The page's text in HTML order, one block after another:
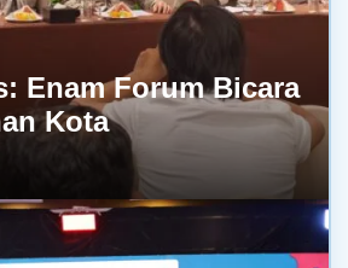
Enam Forum Bicara
Kota